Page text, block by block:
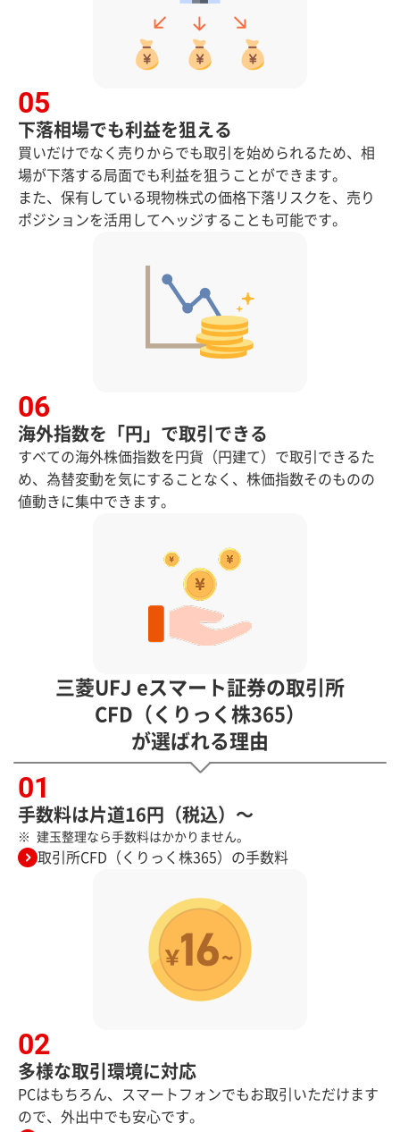
下落相場でも利益を狙える
買いだけでなく売りからでも取引を始められるため、相
場が下落する局面でも利益を狙うことができます。
また、保有している現物株式の価格下落リスクを、売り
ポジションを活用してヘッジすることも可能です。
海外指数を「円」で取引できる
すべての海外株価指数を円貨（円建て）で取引できるた
め、為替変動を気にすることなく、株価指数そのものの
値動きに集中できます。
三菱UFJ eスマート証券の取引所
CFD（くりっく株365）
が選ばれる理由
手数料は片道16円（税込）～
建玉整理なら手数料はかかりません。
取引所CFD（くりっく株365）の手数料
多様な取引環境に対応
PCはもちろん、スマートフォンでもお取引いただけます
ので、外出中でも安心です。